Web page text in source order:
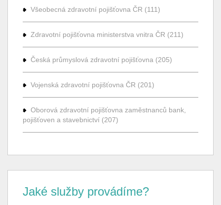
Všeobecná zdravotní pojišťovna ČR (111)
Zdravotní pojišťovna ministerstva vnitra ČR (211)
Česká průmyslová zdravotní pojišťovna (205)
Vojenská zdravotní pojišťovna ČR (201)
Oborová zdravotní pojišťovna zaměstnanců bank,
pojišťoven a stavebnictví (207)
Jaké služby provádíme?